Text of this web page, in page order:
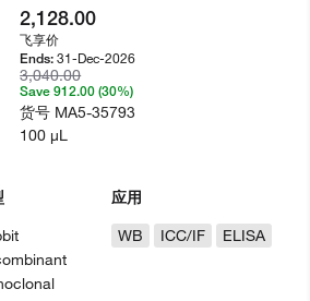
应用
WB
ICC/IF ELISA
2,128.00
飞享价
Ends:31-Dec-2026
3,040.00
Save 912.00 (30%)
货号 MA5-35793
100 µL